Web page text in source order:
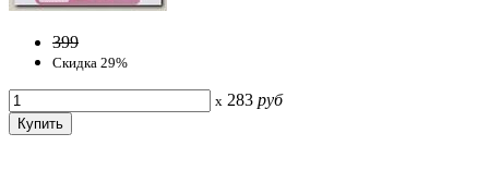
399
Скидка 29%
x 283 руб